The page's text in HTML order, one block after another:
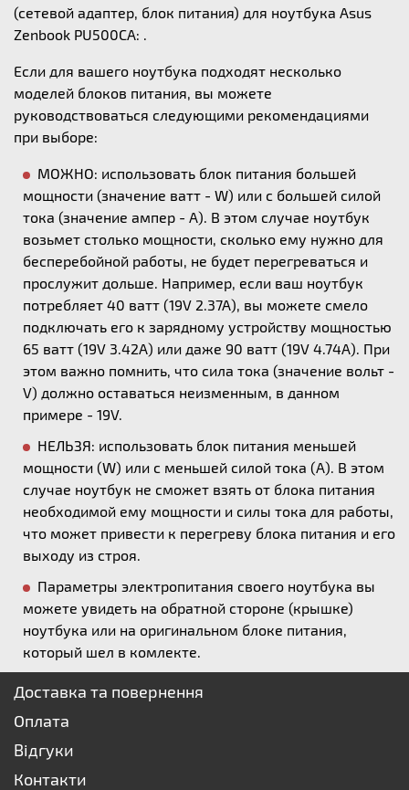
(сетевой адаптер, блок питания) для ноутбука Asus
Zenbook PU500CA: .
Если для вашего ноутбука подходят несколько
моделей блоков питания, вы можете
руководствоваться следующими рекомендациями
при выборе:
МОЖНО: использовать блок питания большей
мощности (значение ватт - W) или с большей силой
тока (значение ампер - А). В этом случае ноутбук
возьмет столько мощности, сколько ему нужно для
бесперебойной работы, не будет перегреваться и
прослужит дольше. Например, если ваш ноутбук
потребляет 40 ватт (19V 2.37A), вы можете смело
подключать его к зарядному устройству мощностью
65 ватт (19V 3.42A) или даже 90 ватт (19V 4.74A). При
этом важно помнить, что сила тока (значение вольт -
V) должно оставаться неизменным, в данном
примере - 19V.
НЕЛЬЗЯ: использовать блок питания меньшей
мощности (W) или с меньшей силой тока (А). В этом
случае ноутбук не сможет взять от блока питания
необходимой ему мощности и силы тока для работы,
что может привести к перегреву блока питания и его
выходу из строя.
Параметры электропитания своего ноутбука вы
можете увидеть на обратной стороне (крышке)
ноутбука или на оригинальном блоке питания,
который шел в комлекте.
Доставка та повернення
Оплата
Відгуки
Контакти